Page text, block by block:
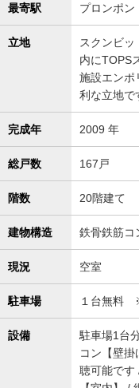
最寄駅 プロンポ
立地
スクンビ
内にTOPS
施設エンポ
利な立地で
完成年 2009 年
総戸数 167戸
階数 20階建て
建物構造 鉄骨鉄筋コ
現況 空室
駐車場 １台無料
設備
駐車場1台
コン【壁
聴可能です